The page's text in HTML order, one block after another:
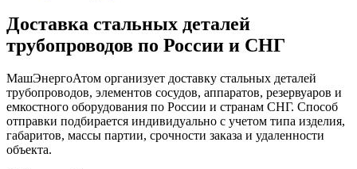
Доставка стальных деталей
трубопроводов по России и СНГ
МашЭнергоАтом организует доставку стальных деталей
трубопроводов, элементов сосудов, аппаратов, резервуаров и
емкостного оборудования по России и странам СНГ. Способ
отправки подбирается индивидуально с учетом типа изделия,
габаритов, массы партии, срочности заказа и удаленности
объекта.